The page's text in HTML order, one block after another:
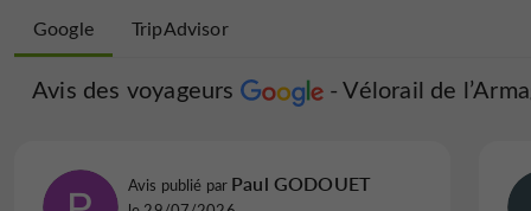
Google
Avis des voyageurs Vélorail de
Avis publié par Paul GODOUET
TripAdvisor
Avis des voyageurs Vélorail
Avis publié parFloriane L